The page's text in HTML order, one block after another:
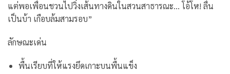
แต่พอเพื่อนชวนไปวิ่งเส้นทางดินในสวนสาธารณะ… โอ้โห! ลื่น
เป็นบ้า เกือบล้มสามรอบ”
ลักษณะเด่น
พื้นเรียบที่ให้แรงยึดเกาะบนพื้นแข็ง